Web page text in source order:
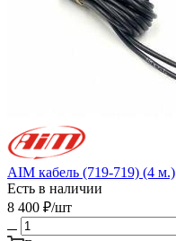
AIM кабель (719-719) (4 м.)
Есть в наличии
8 400 ₽/шт